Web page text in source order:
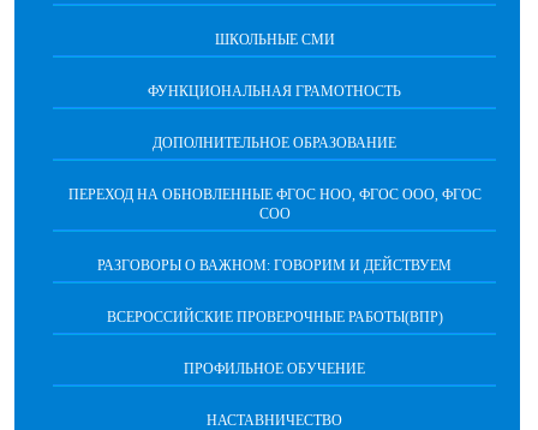
ШКОЛЬНЫЕ СМИ
ФУНКЦИОНАЛЬНАЯ ГРАМОТНОСТЬ
ДОПОЛНИТЕЛЬНОЕ ОБРАЗОВАНИЕ
ПЕРЕХОД НА ОБНОВЛЕННЫЕ ФГОС НОО, ФГОС ООО, ФГОС
СОО
РАЗГОВОРЫ О ВАЖНОМ: ГОВОРИМ И ДЕЙСТВУЕМ
ВСЕРОССИЙСКИЕ ПРОВЕРОЧНЫЕ РАБОТЫ(ВПР)
ПРОФИЛЬНОЕ ОБУЧЕНИЕ
НАСТАВНИЧЕСТВО